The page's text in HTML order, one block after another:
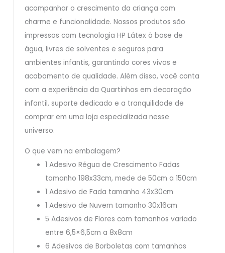
acompanhar o crescimento da criança com
charme e funcionalidade. Nossos produtos são
impressos com tecnologia HP Látex à base de
água, livres de solventes e seguros para
ambientes infantis, garantindo cores vivas e
acabamento de qualidade. Além disso, você conta
com a experiência da Quartinhos em decoração
infantil, suporte dedicado e a tranquilidade de
comprar em uma loja especializada nesse
universo.
O que vem na embalagem?
1 Adesivo Régua de Crescimento Fadas
tamanho 198x33cm, mede de 50cm a 150cm
1 Adesivo de Fada tamanho 43x30cm
1 Adesivo de Nuvem tamanho 30x16cm
5 Adesivos de Flores com tamanhos variado
entre 6,5×6,5cm a 8x8cm
6 Adesivos de Borboletas com tamanhos